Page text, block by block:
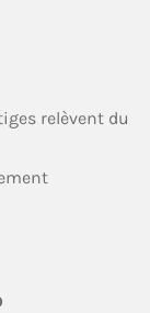
relèvent du